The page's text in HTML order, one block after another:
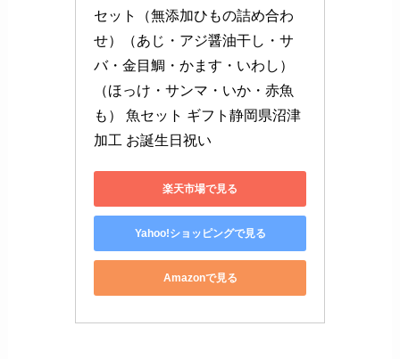
セット（無添加ひもの詰め合わ
せ）（あじ・アジ醤油干し・サ
バ・金目鯛・かます・いわし）
（ほっけ・サンマ・いか・赤魚
も） 魚セット ギフト静岡県沼津
加工 お誕生日祝い
楽天市場で見る
Yahoo!ショッピングで見る
Amazonで見る